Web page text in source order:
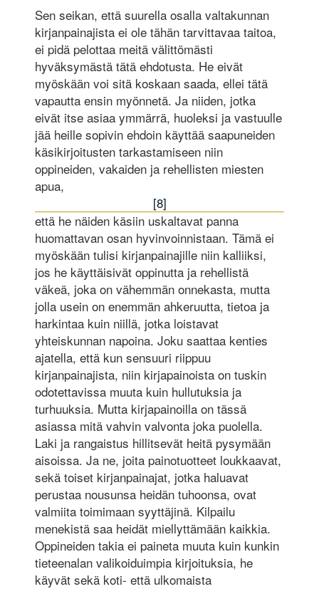
Sen seikan, että suurella osalla valtakunnan
kirjanpainajista ei ole tähän tarvittavaa taitoa,
ei pidä pelottaa meitä välittömästi
hyväksymästä tätä ehdotusta. He eivät
myöskään voi sitä koskaan saada, ellei tätä
vapautta ensin myönnetä. Ja niiden, jotka
eivät itse asiaa ymmärrä, huoleksi ja vastuulle
jää heille sopivin ehdoin käyttää saapuneiden
käsikirjoitusten tarkastamiseen niin
oppineiden, vakaiden ja rehellisten miesten
apua,
[8]
että he näiden käsiin uskaltavat panna
huomattavan osan hyvinvoinnistaan. Tämä ei
myöskään tulisi kirjanpainajille niin kalliiksi,
jos he käyttäisivät oppinutta ja rehellistä
väkeä, joka on vähemmän onnekasta, mutta
jolla usein on enemmän ahkeruutta, tietoa ja
harkintaa kuin niillä, jotka loistavat
yhteiskunnan napoina. Joku saattaa kenties
ajatella, että kun sensuuri riippuu
kirjanpainajista, niin kirjapainoista on tuskin
odotettavissa muuta kuin hullutuksia ja
turhuuksia. Mutta kirjapainoilla on tässä
asiassa mitä vahvin valvonta joka puolella.
Laki ja rangaistus hillitsevät heitä pysymään
aisoissa. Ja ne, joita painotuotteet loukkaavat,
sekä toiset kirjanpainajat, jotka haluavat
perustaa nousunsa heidän tuhoonsa, ovat
valmiita toimimaan syyttäjinä. Kilpailu
menekistä saa heidät miellyttämään kaikkia.
Oppineiden takia ei paineta muuta kuin kunkin
tieteenalan valikoiduimpia kirjoituksia, he
käyvät sekä koti- että ulkomaista